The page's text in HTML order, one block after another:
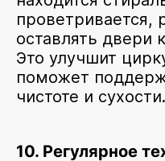
проветривается,
оставлять
Это улучшит
поможет
чистоте и сухости.
10. Регулярное